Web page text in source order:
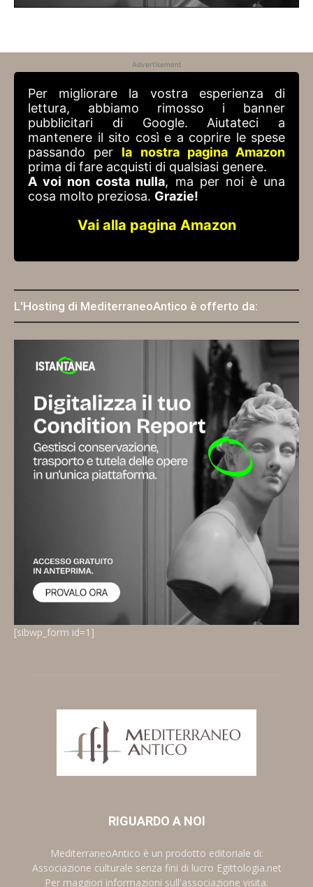
Advertisement
Per migliorare la vostra esperienza di
lettura, abbiamo rimosso i banner
pubblicitari di Google. Aiutateci a
mantenere il sito così e a coprire le spese
passando per la nostra pagina Amazon
prima di fare acquisti di qualsiasi genere.
A voi non costa nulla, ma per noi è una
cosa molto preziosa. Grazie!
Vai alla pagina Amazon
L'Hosting di MediterraneoAntico è offerto da:
[sibwp_form id=1]
RIGUARDO A NOI
MediterraneoAntico è un prodotto editoriale di:
Associazione culturale senza fini di lucro Egittologia.net
Per maggiori informazioni sull'associazione visita: